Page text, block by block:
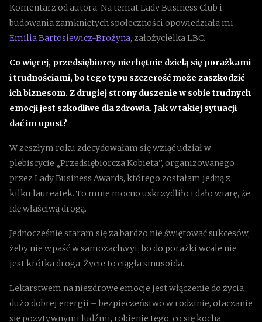
Komentarz od autora. Na temat Lady Business Club i
budowania zamkniętych społeczności opowiedziała mi
Emilia Bartosiewicz-Brożyna, założycielka LBC.
Co więcej, przedsiębiorcy niechętnie dzielą się porażkami
i trudnościami, bo tego typu szczerość może zaszkodzić
ich biznesom. Z drugiej strony duszenie w sobie trudnych
emocji jest szkodliwe dla zdrowia. Jak w takiej sytuacji
dać im upust?
W zeszłym roku zdecydowałam się wziąć udział w
plebiscycie „Przedsiębiorcza Kobieta”, organizowanego
przez Lady Business Awards, którego zostałam jedną z
kilku laureatek. To mnie mocno uskrzydliło i dało wiarę, że
idę właściwą drogą.
Jednocześnie staram się za bardzo nie świętować sukcesów,
żeby nie wpaść w samozachwyt, bo do porażki wcale nie
jest krótka droga. Życie to ciągła sinusoida.
Lekarstwem na niezdrowe emocje jest włączenie do życia
dużo dobrej energii – bezpieczeństwo w rodzinie, otaczanie
się pozytywnymi ludźmi, robienie tego, co się kocha.